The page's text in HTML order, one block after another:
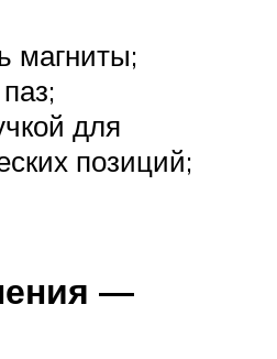
магниты;
для
позиций;
—